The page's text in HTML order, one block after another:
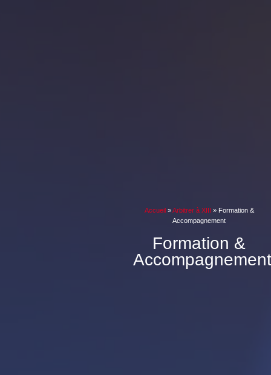
Accueil»Arbitrer à XIII » Formation &
Accompagnement
Formation &
Accompagnement